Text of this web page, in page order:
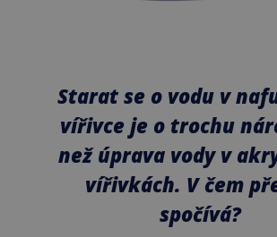
Starat se o vodu v
vířivce je o trochu
než úprava vody v
vířivkách. V čem
spočívá?